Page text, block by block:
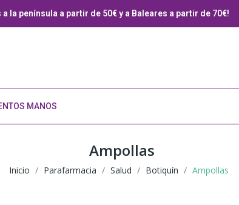
la península a partir de 50€ y a Baleares a partir de 70€!
MANOS
Ampollas
Inicio Parafarmacia Salud Botiquín Ampollas